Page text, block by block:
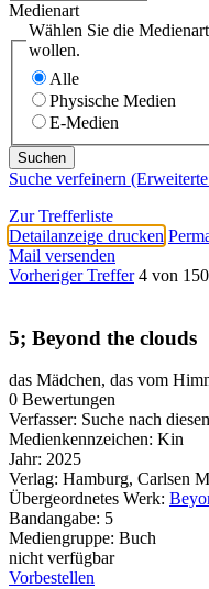
Medienart
Wählen Sie die
wollen.
Alle
Physische Medien
E-Medien
Suche verfeinern
Zur Trefferliste
Detailanzeige drucken
Mail versenden
Vorheriger Treffer 4 von
5; Beyond the clouds
das Mädchen, das vom
0 Bewertungen
Verfasser: Suche nach
Medienkennzeichen: Kin
Jahr: 2025
Verlag: Hamburg, Carlsen
Übergeordnetes Werk:
Bandangabe: 5
Mediengruppe: Buch
nicht verfügbar
Vorbestellen